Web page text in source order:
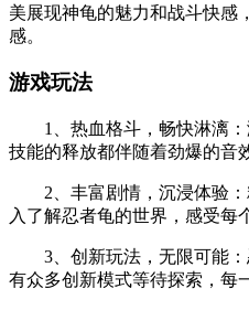
美展现神龟的魅力和战斗快感
感。
游戏玩法
1、热血格斗，畅快淋漓：
技能的释放都伴随着劲爆的音
2、丰富剧情，沉浸体验：
入了解忍者龟的世界，感受每
3、创新玩法，无限可能：
有众多创新模式等待探索，每